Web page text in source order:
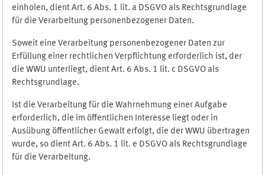
einholen, dient Art. 6 Abs. 1 lit. a DSGVO als Rechtsgrundlage
für die Verarbeitung personenbezogener Daten.
Soweit eine Verarbeitung personenbezogener Daten zur
Erfüllung einer rechtlichen Verpflichtung erforderlich ist, der
die WWU unterliegt, dient Art. 6 Abs. 1 lit. c DSGVO als
Rechtsgrundlage.
Ist die Verarbeitung für die Wahrnehmung einer Aufgabe
erforderlich, die im öffentlichen Interesse liegt oder in
Ausübung öffentlicher Gewalt erfolgt, die der WWU übertragen
wurde, so dient Art. 6 Abs. 1 lit. e DSGVO als Rechtsgrundlage
für die Verarbeitung.